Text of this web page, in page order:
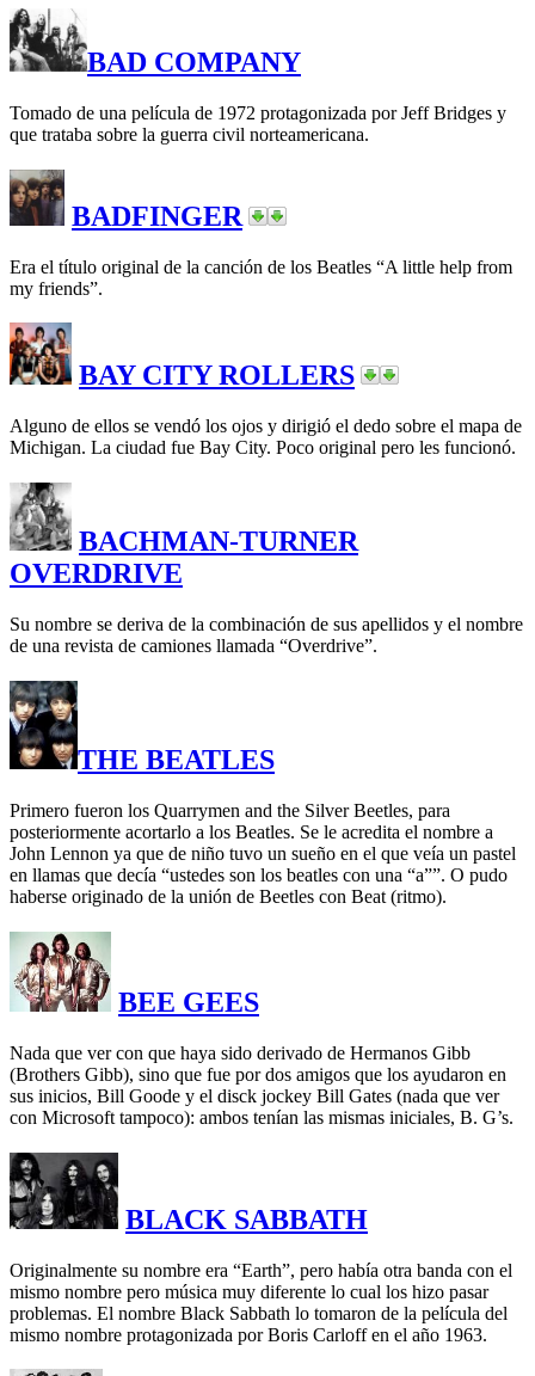
BAD COMPANY
Tomado de una película de 1972 protagonizada por Jeff Bridges y
que trataba sobre la guerra civil norteamericana.
BADFINGER
Era el título original de la canción de los Beatles “A little help from
my friends”.
BAY CITY ROLLERS
Alguno de ellos se vendó los ojos y dirigió el dedo sobre el mapa de
Michigan. La ciudad fue Bay City. Poco original pero les funcionó.
BACHMAN-TURNER
OVERDRIVE
Su nombre se deriva de la combinación de sus apellidos y el nombre
de una revista de camiones llamada “Overdrive”.
THE BEATLES
Primero fueron los Quarrymen and the Silver Beetles, para
posteriormente acortarlo a los Beatles. Se le acredita el nombre a
John Lennon ya que de niño tuvo un sueño en el que veía un pastel
en llamas que decía “ustedes son los beatles con una “a””. O pudo
haberse originado de la unión de Beetles con Beat (ritmo).
BEE GEES
Nada que ver con que haya sido derivado de Hermanos Gibb
(Brothers Gibb), sino que fue por dos amigos que los ayudaron en
sus inicios, Bill Goode y el disck jockey Bill Gates (nada que ver
con Microsoft tampoco): ambos tenían las mismas iniciales, B. G’s.
BLACK SABBATH
Originalmente su nombre era “Earth”, pero había otra banda con el
mismo nombre pero música muy diferente lo cual los hizo pasar
problemas. El nombre Black Sabbath lo tomaron de la película del
mismo nombre protagonizada por Boris Carloff en el año 1963.